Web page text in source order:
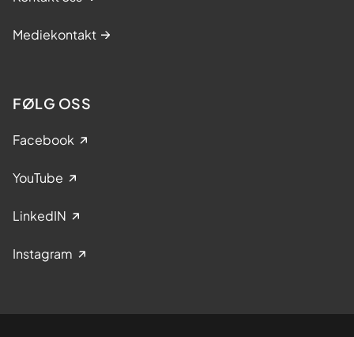
Mediekontakt
FØLG OSS
Facebook
YouTube
LinkedIN
Instagram